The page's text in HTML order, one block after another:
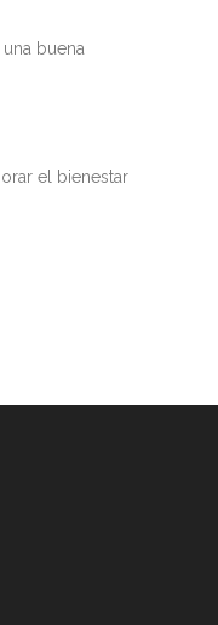
buena
el bienestar